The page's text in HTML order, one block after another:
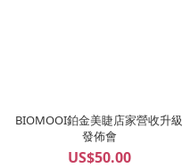
BIOMOOI鉑金美睫店家營收升級
發佈會
US$50.00